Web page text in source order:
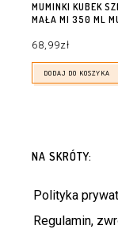
MUMINKI KUBEK
MAŁA MI 350 ML
68,99zł
DODAJ DO KOSZYKA
NA SKRÓTY:
Polityka
Regulamin,